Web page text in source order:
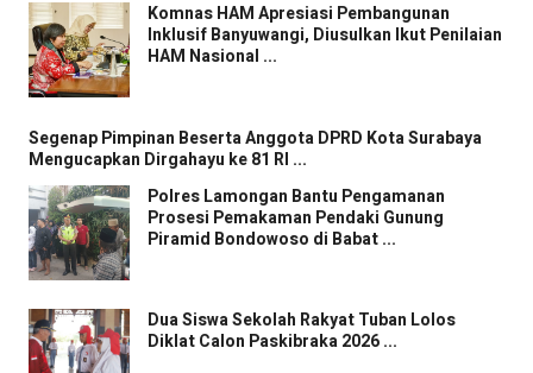
Komnas HAM Apresiasi Pembangunan
Inklusif Banyuwangi, Diusulkan Ikut Penilaian
HAM Nasional ...
Segenap Pimpinan Beserta Anggota DPRD Kota Surabaya
Mengucapkan Dirgahayu ke 81 RI ...
Polres Lamongan Bantu Pengamanan
Prosesi Pemakaman Pendaki Gunung
Piramid Bondowoso di Babat ...
Dua Siswa Sekolah Rakyat Tuban Lolos
Diklat Calon Paskibraka 2026 ...